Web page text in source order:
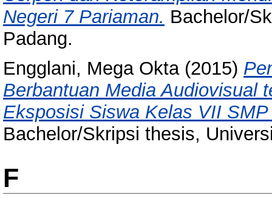
Negeri 7 Pariaman. Bachelor/
Padang.
Engglani, Mega Okta(2015)
Berbantuan Media Audiovisual
Eksposisi Siswa Kelas VII
Bachelor/Skripsi thesis,
F